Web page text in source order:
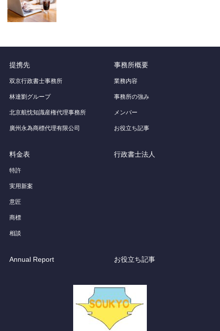
提携先
双京行政書士事務所
林達劉グループ
北京航忱知識産権代理事務所
廣州永為商標代理有限公司
事務所概要
業務内容
事務所の強み
メンバー
お役立ち記事
料金表
特許
実用新案
意匠
商標
相談
行政書士法人
Annual Report お役立ち記事